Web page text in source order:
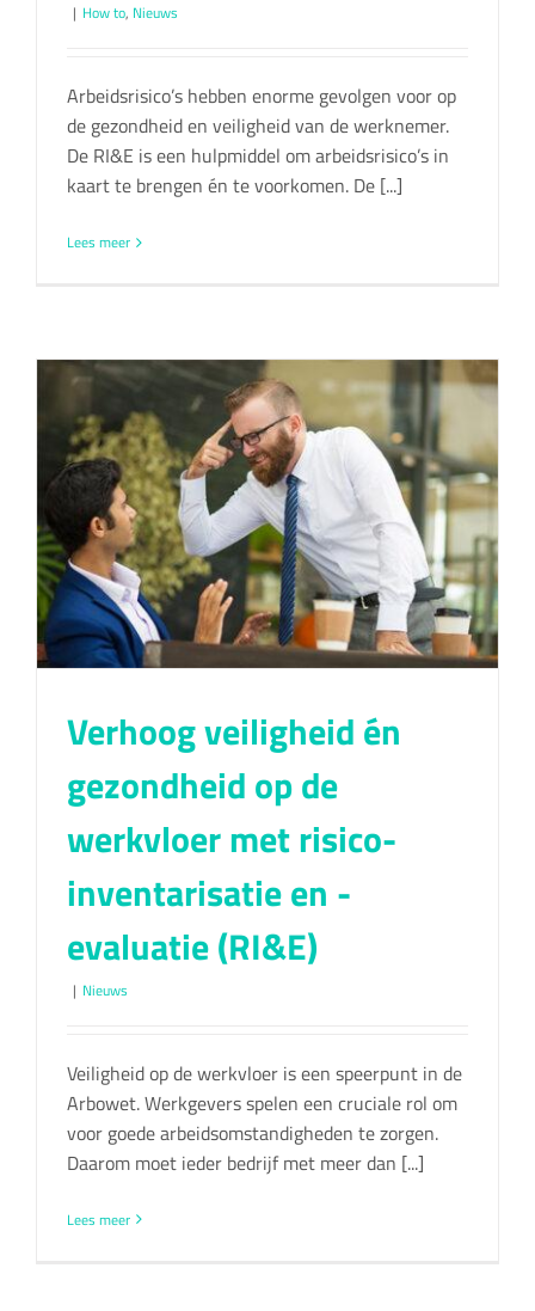
| How to, Nieuws
Arbeidsrisico’s hebben enorme gevolgen voor op
de gezondheid en veiligheid van de werknemer.
De RI&E is een hulpmiddel om arbeidsrisico’s in
kaart te brengen én te voorkomen. De [...]
Lees meer
Verhoog veiligheid én
gezondheid op de
werkvloer met risico-
inventarisatie en -
evaluatie (RI&E)
| Nieuws
Veiligheid op de werkvloer is een speerpunt in de
Arbowet. Werkgevers spelen een cruciale rol om
voor goede arbeidsomstandigheden te zorgen.
Daarom moet ieder bedrijf met meer dan [...]
Lees meer